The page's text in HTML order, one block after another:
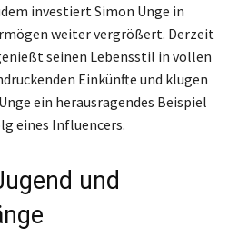
investiert Simon Unge in
weiter vergrößert. Derzeit
seinen Lebensstil in vollen
Einkünfte und klugen
ein herausragendes Beispiel
eines Influencers.
und